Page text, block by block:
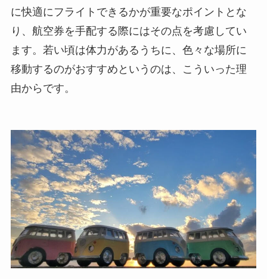
に快適にフライトできるかが重要なポイントとな
り、航空券を手配する際にはその点を考慮してい
ます。若い頃は体力があるうちに、色々な場所に
移動するのがおすすめというのは、こういった理
由からです。